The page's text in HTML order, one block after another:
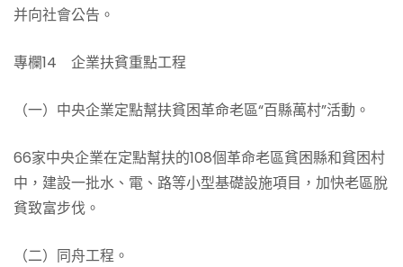
并向社會公告。
專欄14 企業扶貧重點工程
（一）中央企業定點幫扶貧困革命老區“百縣萬村”活動。
66家中央企業在定點幫扶的108個革命老區貧困縣和貧困村
中，建設一批水、電、路等小型基礎設施項目，加快老區脫
貧致富步伐。
（二）同舟工程。